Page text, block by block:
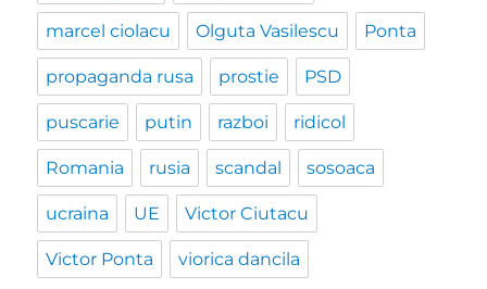
marcel ciolacu Olguta Vasilescu Ponta
propaganda rusa prostie PSD
puscarie putin razboi ridicol
Romania rusia scandal sosoaca
ucraina UE Victor Ciutacu
Victor Ponta viorica dancila